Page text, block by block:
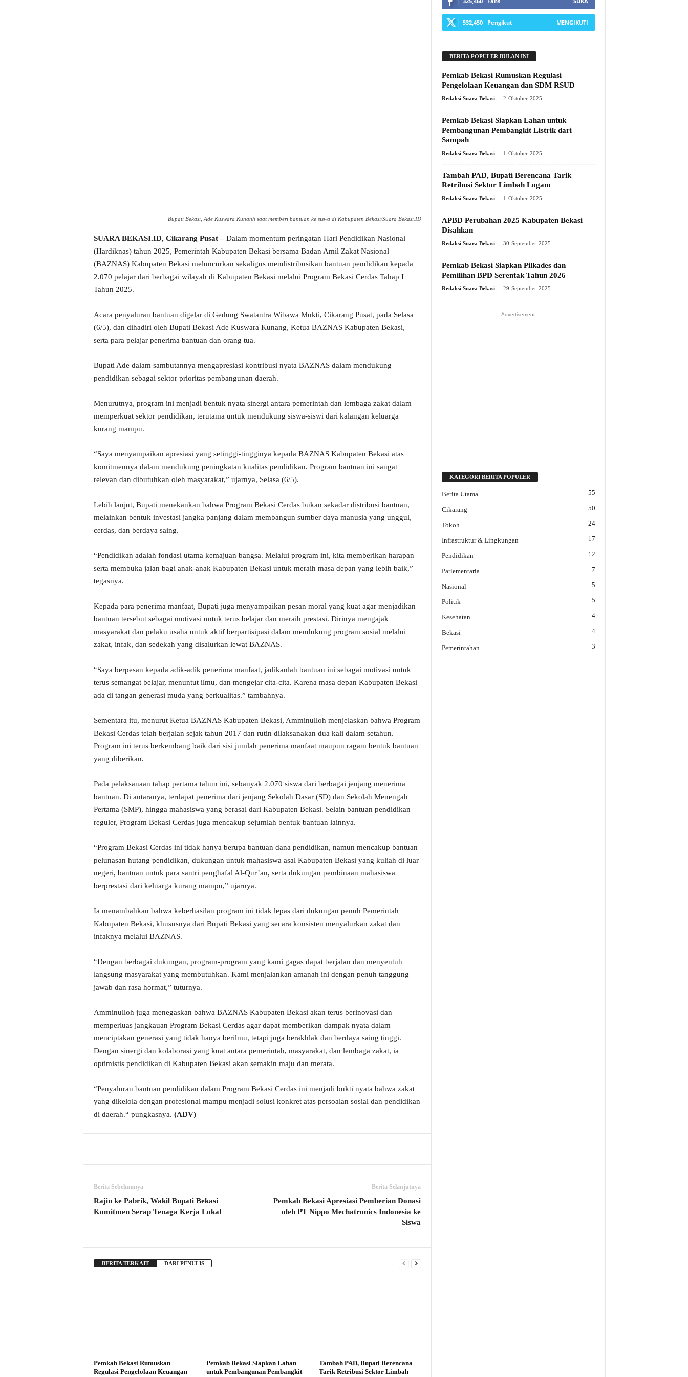
Bupati Bekasi, Ade Kuswara Kunanh saat memberi bantuan ke siswa di Kabupaten Bekasi/Suara Bekasi.ID
SUARA BEKASI.ID, Cikarang Pusat –Dalam momentum peringatan Hari Pendidikan Nasional
(Hardiknas) tahun 2025, Pemerintah Kabupaten Bekasi bersama Badan Amil Zakat Nasional
(BAZNAS) Kabupaten Bekasi meluncurkan sekaligus mendistribusikan bantuan pendidikan kepada
2.070 pelajar dari berbagai wilayah di Kabupaten Bekasi melalui Program Bekasi Cerdas Tahap I
Tahun 2025.
Acara penyaluran bantuan digelar di Gedung Swatantra Wibawa Mukti, Cikarang Pusat, pada Selasa
(6/5), dan dihadiri oleh Bupati Bekasi Ade Kuswara Kunang, Ketua BAZNAS Kabupaten Bekasi,
serta para pelajar penerima bantuan dan orang tua.
Bupati Ade dalam sambutannya mengapresiasi kontribusi nyata BAZNAS dalam mendukung
pendidikan sebagai sektor prioritas pembangunan daerah.
Menurutnya, program ini menjadi bentuk nyata sinergi antara pemerintah dan lembaga zakat dalam
memperkuat sektor pendidikan, terutama untuk mendukung siswa-siswi dari kalangan keluarga
kurang mampu.
“Saya menyampaikan apresiasi yang setinggi-tingginya kepada BAZNAS Kabupaten Bekasi atas
komitmennya dalam mendukung peningkatan kualitas pendidikan. Program bantuan ini sangat
relevan dan dibutuhkan oleh masyarakat,” ujarnya, Selasa (6/5).
Lebih lanjut, Bupati menekankan bahwa Program Bekasi Cerdas bukan sekadar distribusi bantuan,
melainkan bentuk investasi jangka panjang dalam membangun sumber daya manusia yang unggul,
cerdas, dan berdaya saing.
“Pendidikan adalah fondasi utama kemajuan bangsa. Melalui program ini, kita memberikan harapan
serta membuka jalan bagi anak-anak Kabupaten Bekasi untuk meraih masa depan yang lebih baik,”
tegasnya.
Kepada para penerima manfaat, Bupati juga menyampaikan pesan moral yang kuat agar menjadikan
bantuan tersebut sebagai motivasi untuk terus belajar dan meraih prestasi. Dirinya mengajak
masyarakat dan pelaku usaha untuk aktif berpartisipasi dalam mendukung program sosial melalui
zakat, infak, dan sedekah yang disalurkan lewat BAZNAS.
“Saya berpesan kepada adik-adik penerima manfaat, jadikanlah bantuan ini sebagai motivasi untuk
terus semangat belajar, menuntut ilmu, dan mengejar cita-cita. Karena masa depan Kabupaten Bekasi
ada di tangan generasi muda yang berkualitas.” tambahnya.
Sementara itu, menurut Ketua BAZNAS Kabupaten Bekasi, Amminulloh menjelaskan bahwa Program
Bekasi Cerdas telah berjalan sejak tahun 2017 dan rutin dilaksanakan dua kali dalam setahun.
Program ini terus berkembang baik dari sisi jumlah penerima manfaat maupun ragam bentuk bantuan
yang diberikan.
Pada pelaksanaan tahap pertama tahun ini, sebanyak 2.070 siswa dari berbagai jenjang menerima
bantuan. Di antaranya, terdapat penerima dari jenjang Sekolah Dasar (SD) dan Sekolah Menengah
Pertama (SMP), hingga mahasiswa yang berasal dari Kabupaten Bekasi. Selain bantuan pendidikan
reguler, Program Bekasi Cerdas juga mencakup sejumlah bentuk bantuan lainnya.
“Program Bekasi Cerdas ini tidak hanya berupa bantuan dana pendidikan, namun mencakup bantuan
pelunasan hutang pendidikan, dukungan untuk mahasiswa asal Kabupaten Bekasi yang kuliah di luar
negeri, bantuan untuk para santri penghafal Al-Qur’an, serta dukungan pembinaan mahasiswa
berprestasi dari keluarga kurang mampu,” ujarnya.
Ia menambahkan bahwa keberhasilan program ini tidak lepas dari dukungan penuh Pemerintah
Kabupaten Bekasi, khususnya dari Bupati Bekasi yang secara konsisten menyalurkan zakat dan
infaknya melalui BAZNAS.
“Dengan berbagai dukungan, program-program yang kami gagas dapat berjalan dan menyentuh
langsung masyarakat yang membutuhkan. Kami menjalankan amanah ini dengan penuh tanggung
jawab dan rasa hormat,” tuturnya.
Amminulloh juga menegaskan bahwa BAZNAS Kabupaten Bekasi akan terus berinovasi dan
memperluas jangkauan Program Bekasi Cerdas agar dapat memberikan dampak nyata dalam
menciptakan generasi yang tidak hanya berilmu, tetapi juga berakhlak dan berdaya saing tinggi.
Dengan sinergi dan kolaborasi yang kuat antara pemerintah, masyarakat, dan lembaga zakat, ia
optimistis pendidikan di Kabupaten Bekasi akan semakin maju dan merata.
“Penyaluran bantuan pendidikan dalam Program Bekasi Cerdas ini menjadi bukti nyata bahwa zakat
yang dikelola dengan profesional mampu menjadi solusi konkret atas persoalan sosial dan pendidikan
di daerah.“ pungkasnya. (ADV)
Berita Sebelumnya
Rajin ke Pabrik, Wakil Bupati Bekasi
Komitmen Serap Tenaga Kerja Lokal
Berita Selanjutnya
Pemkab Bekasi Apresiasi Pemberian Donasi
oleh PT Nippo Mechatronics Indonesia ke
Siswa
BERITA TERKAIT DARI PENULIS
Pemkab Bekasi Rumuskan
Regulasi Pengelolaan Keuangan
Pemkab Bekasi Siapkan Lahan
untuk Pembangunan Pembangkit
Tambah PAD, Bupati Berencana
Tarik Retribusi Sektor Limbah
532,450 Pengikut MENGIKUTI
BERITA POPULER BULAN INI
Pemkab Bekasi Rumuskan Regulasi
Pengelolaan Keuangan dan SDM RSUD
Redaksi Suara Bekasi - 2-Oktober-2025
Pemkab Bekasi Siapkan Lahan untuk
Pembangunan Pembangkit Listrik dari
Sampah
Redaksi Suara Bekasi - 1-Oktober-2025
Tambah PAD, Bupati Berencana Tarik
Retribusi Sektor Limbah Logam
Redaksi Suara Bekasi - 1-Oktober-2025
APBD Perubahan 2025 Kabupaten Bekasi
Disahkan
Redaksi Suara Bekasi - 30-September-2025
Pemkab Bekasi Siapkan Pilkades dan
Pemilihan BPD Serentak Tahun 2026
Redaksi Suara Bekasi - 29-September-2025
- Advertisement -
KATEGORI BERITA POPULER
Berita Utama 55
Cikarang 50
Tokoh 24
Infrastruktur & Lingkungan 17
Pendidikan 12
Parlementaria 7
Nasional 5
Politik 5
Kesehatan 4
Bekasi 4
Pemerintahan 3